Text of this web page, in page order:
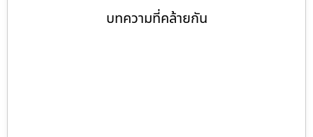
บทความที่คล้ายกัน